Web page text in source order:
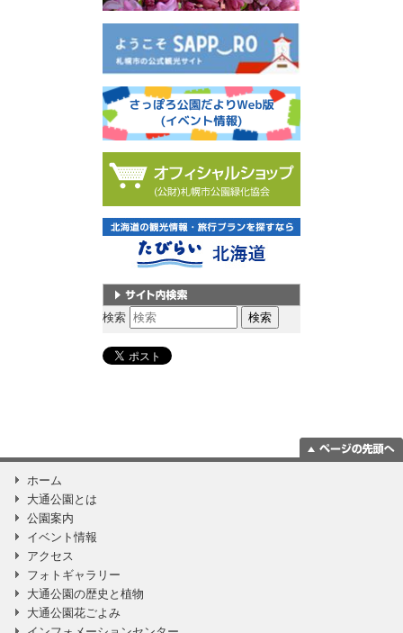
サイト内検索
検索
ホーム
大通公園とは
公園案内
イベント情報
アクセス
フォトギャラリー
大通公園の歴史と植物
大通公園花ごよみ